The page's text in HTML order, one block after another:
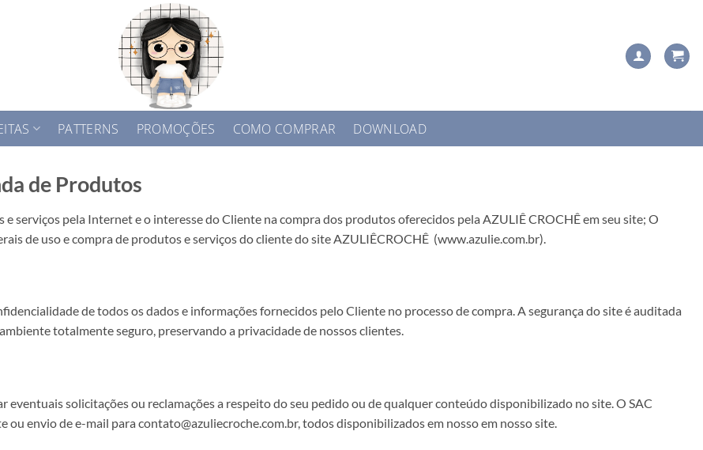
PATTERNS PROMOÇÕES COMO COMPRAR DOWNLOAD
de Produtos
serviços pela Internet e o interesse do Cliente na compra dos produtos oferecidos pela AZULIÊ CROCHÊ em seu site; O
de uso e compra de produtos e serviços do cliente do site AZULIÊCROCHÊ (www.azulie.com.br).
de todos os dados e informações fornecidos pelo Cliente no processo de compra. A segurança do site é auditada
totalmente seguro, preservando a privacidade de nossos clientes.
eventuais solicitações ou reclamações a respeito do seu pedido ou de qualquer conteúdo disponibilizado no site. O SAC
envio de e-mail para contato@azuliecroche.com.br, todos disponibilizados em nosso em nosso site.